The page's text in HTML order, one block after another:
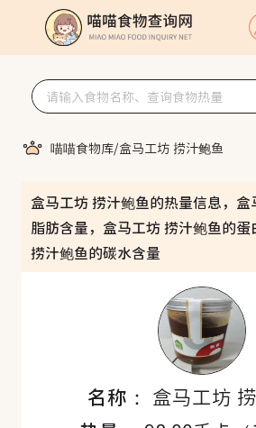
喵喵食物库/盒马工坊 捞汁鲍鱼
盒马工坊 捞汁鲍鱼的热量信息，
脂肪含量，盒马工坊 捞汁鲍鱼的
捞汁鲍鱼的碳水含量
名称： 盒马工坊